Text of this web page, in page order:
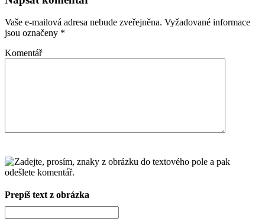
Vaše e-mailová adresa nebude zveřejněna. Vyžadované informace
jsou označeny *
Komentář
Prepíš text z obrázka